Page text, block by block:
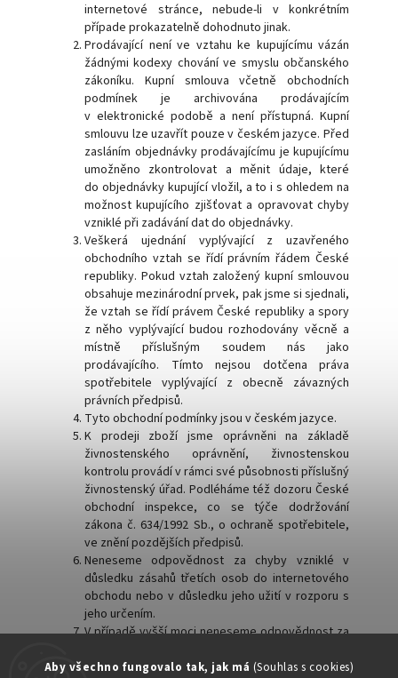
Aby všechno fungovalo tak, jak má (Souhlas s cookies)
internetové stránce, nebude-li v konkrétním
případe prokazatelně dohodnuto jinak.
Prodávající není ve vztahu ke kupujícímu vázán
žádnými kodexy chování ve smyslu občanského
zákoníku. Kupní smlouva včetně obchodních
podmínek je archivována prodávajícím
v elektronické podobě a není přístupná. Kupní
smlouvu lze uzavřít pouze v českém jazyce. Před
zasláním objednávky prodávajícímu je kupujícímu
umožněno zkontrolovat a měnit údaje, které
do objednávky kupující vložil, a to i s ohledem na
možnost kupujícího zjišťovat a opravovat chyby
vzniklé při zadávání dat do objednávky.
Veškerá ujednání vyplývající z uzavřeného
obchodního vztah se řídí právním řádem České
republiky. Pokud vztah založený kupní smlouvou
obsahuje mezinárodní prvek, pak jsme si sjednali,
že vztah se řídí právem České republiky a spory
z něho vyplývající budou rozhodovány věcně a
místně příslušným soudem nás jako
prodávajícího. Tímto nejsou dotčena práva
spotřebitele vyplývající z obecně závazných
právních předpisů.
Tyto obchodní podmínky jsou v českém jazyce.
K prodeji zboží jsme oprávněni na základě
živnostenského oprávnění, živnostenskou
kontrolu provádí v rámci své působnosti příslušný
živnostenský úřad. Podléháme též dozoru České
obchodní inspekce, co se týče dodržování
zákona č. 634/1992 Sb., o ochraně spotřebitele,
ve znění pozdějších předpisů.
Neneseme odpovědnost za chyby vzniklé v
důsledku zásahů třetích osob do internetového
obchodu nebo v důsledku jeho užití v rozporu s
jeho určením.
V případě vyšší moci neneseme odpovědnost za
s případy vyšší moci, a pokud stav vyšší moci